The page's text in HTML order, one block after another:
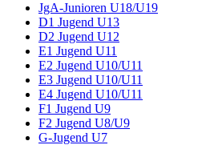
JgA-Junioren U18/U19
D1 Jugend U13
D2 Jugend U12
E1 Jugend U11
E2 Jugend U10/U11
E3 Jugend U10/U11
E4 Jugend U10/U11
F1 Jugend U9
F2 Jugend U8/U9
G-Jugend U7